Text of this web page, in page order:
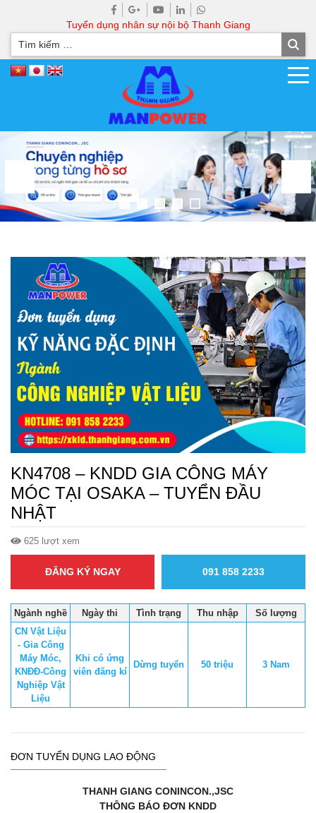
Tuyển dụng nhân sự nội bộ Thanh Giang
KN4708 – KNDD GIA CÔNG MÁY
MÓC TẠI OSAKA – TUYỂN ĐẦU
NHẬT
625 lượt xem
ĐĂNG KÝ NGAY 091 858 2233
Ngành nghề Ngày thi Tình trạng Thu nhập
Số lượng
CN Vật Liệu
- Gia Công
Máy Móc,
KNĐĐ-Công
Nghiệp Vật
Liệu
Khi có ứng
viên đăng kí
Dừng tuyển 50 triệu 3 Nam
ĐƠN TUYỂN DỤNG LAO ĐỘNG
THANH GIANG CONINCON.,JSC
THÔNG BÁO ĐƠN KNDD